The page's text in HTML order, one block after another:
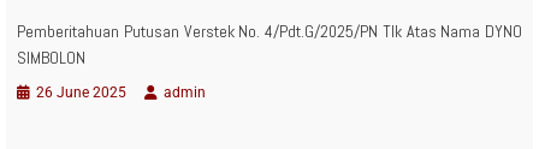
Pemberitahuan Putusan Verstek No. 4/Pdt.G/2025/PN Tlk Atas Nama DYNO
SIMBOLON
26 June 2025 admin